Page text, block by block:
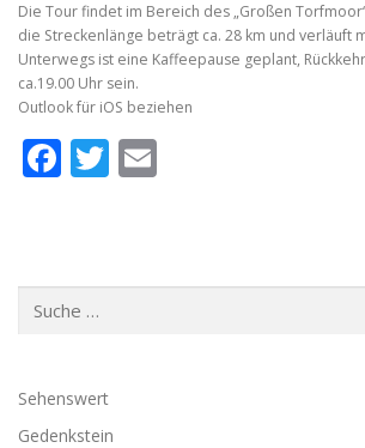
IMPRESSUM
Die Tour findet im Bereich des „Großen
die Streckenlänge beträgt ca. 28 km und verläuft
Unterwegs ist eine Kaffeepause geplant,
ca.19.00 Uhr sein.
Outlook für iOS beziehen
Facebook
Twitter
nach:
Sehenswert
Gedenkstein